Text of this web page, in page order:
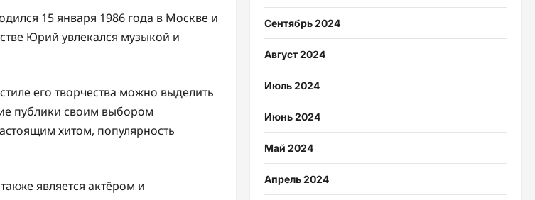
15 января 1986 года в Москве и
Юрий увлекался музыкой и
его творчества можно выделить
публики своим выбором
хитом, популярность
является актёром и
Сентябрь 2024
Август 2024
Июль 2024
Июнь 2024
Май 2024
Апрель 2024